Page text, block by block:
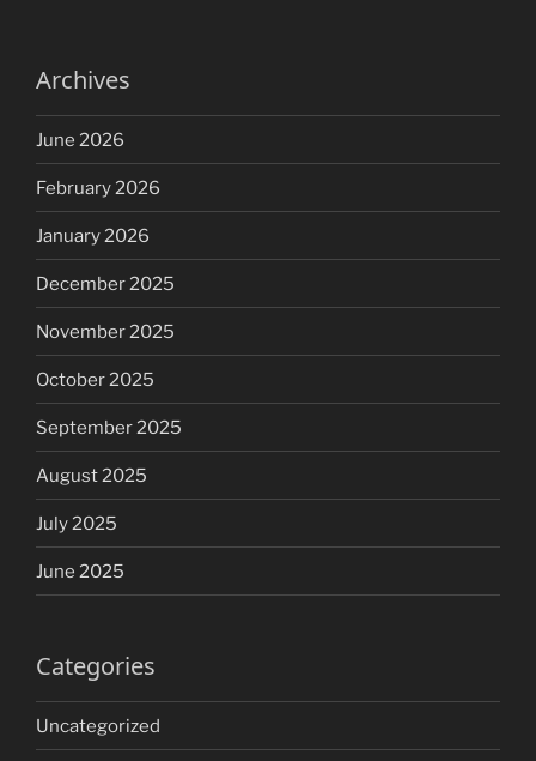
Archives
June 2026
February 2026
January 2026
December 2025
November 2025
October 2025
September 2025
August 2025
July 2025
June 2025
Categories
Uncategorized